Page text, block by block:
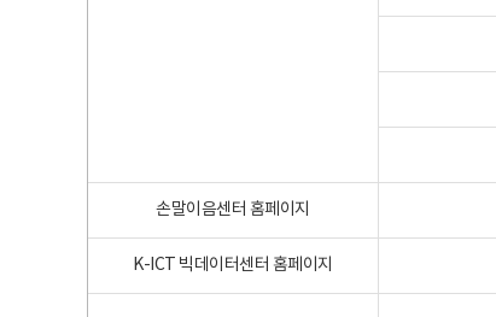
손말이음센터 홈페이지
K-ICT 빅데이터센터 홈페이지